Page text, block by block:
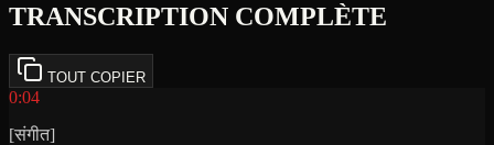
TRANSCRIPTION COMPLÈTE
TOUT COPIER
0:04
[संगीत]